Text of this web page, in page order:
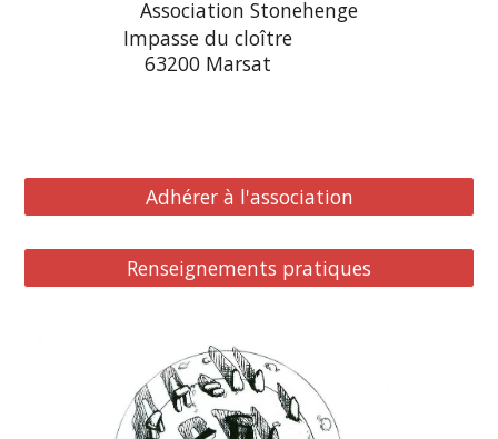
Association Stonehenge
Impasse du cloître
63200 Marsat
Adhérer à l'association
Renseignements pratiques